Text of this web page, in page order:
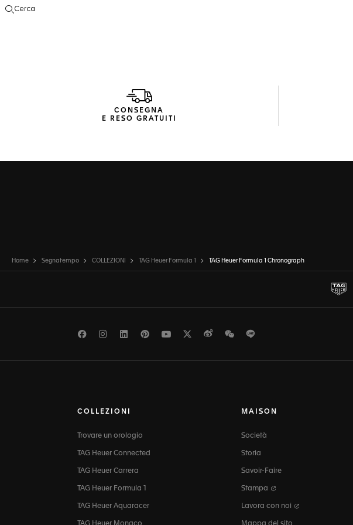
Cerca
CONSEGNA
E RESO GRATUITI
Home Segnatempo COLLEZIONI TAG Heuer Formula 1 TAG Heuer Formula 1 Chronograph
FacebookInstagramLinkedInPinterest
Youtube
TwitterWeiboWeChat
COLLEZIONI
Trovare un orologio
TAG Heuer Connected
TAG Heuer Carrera
TAG Heuer Formula 1
TAG Heuer Aquaracer
MAISON
Società
Storia
Savoir-Faire
Stampa
Lavora con noi